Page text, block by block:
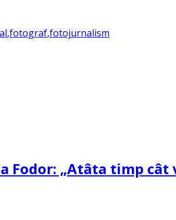
,fotograf,fotojurnalism
Fodor: „Atâta timp cât